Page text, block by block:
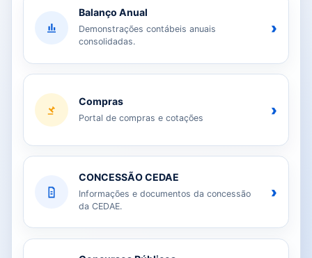
Balanço Anual
Demonstrações contábeis anuais
consolidadas.
›
Compras
Portal de compras e cotações ›
CONCESSÃO CEDAE
Informações e documentos da concessão
da CEDAE.
›